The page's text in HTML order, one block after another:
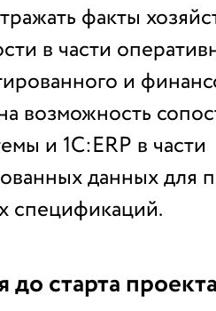
факты
в части
и
возможность
и 1С:ERP в части
данных для
спецификаций.
до старта